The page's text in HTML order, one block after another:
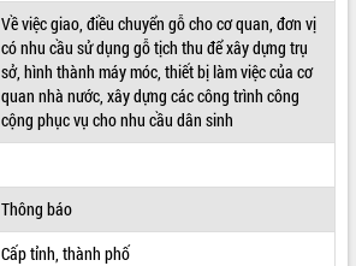
Về việc giao, điều chuyển gỗ cho cơ quan, đơn vị
có nhu cầu sử dụng gỗ tịch thu để xây dựng trụ
sở, hình thành máy móc, thiết bị làm việc của cơ
quan nhà nước, xây dựng các công trình công
cộng phục vụ cho nhu cầu dân sinh
Thông báo
Cấp tỉnh, thành phố